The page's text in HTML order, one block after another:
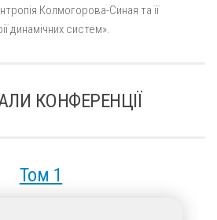
Колмогорова-Синая та її
динамічних систем».
КОНФЕРЕНЦIЇ
Том 1